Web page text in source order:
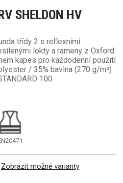
SHELDON HV
třídy 2 s reflexními
lokty a rameny z Oxford
kapes pro každodenní použití
/ 35% bavlna (270 g/m²)
100
Zobrazit možné varianty